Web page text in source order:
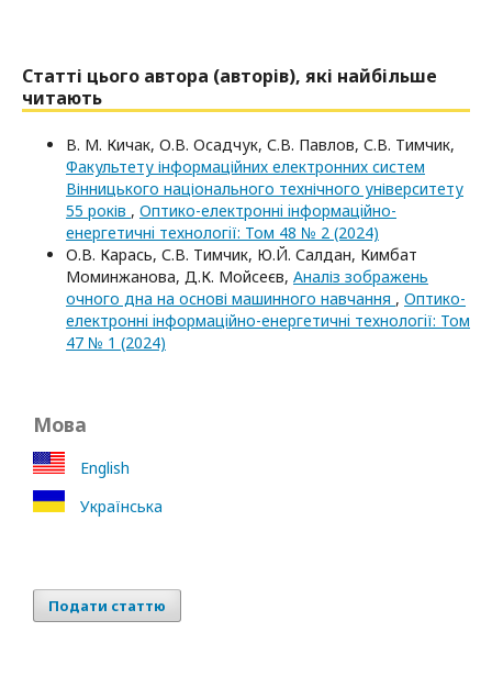
Статті цього автора (авторів), які найбільше
читають
В. М. Кичак, О.В. Осадчук, С.В. Павлов, С.В. Тимчик,
Факультету інформаційних електронних систем
Вінницького національного технічного університету
55 років , Оптико-електроннi iнформацiйно-
енергетичнi технологiї: Том 48 № 2 (2024)
О.В. Карась, С.В. Тимчик, Ю.Й. Салдан, Кимбат
Моминжанова, Д.К. Мойсеєв, Аналіз зображень
очного дна на основі машинного навчання , Оптико-
електроннi iнформацiйно-енергетичнi технологiї: Том
47 № 1 (2024)
Мова
English
Українська
Подати статтю